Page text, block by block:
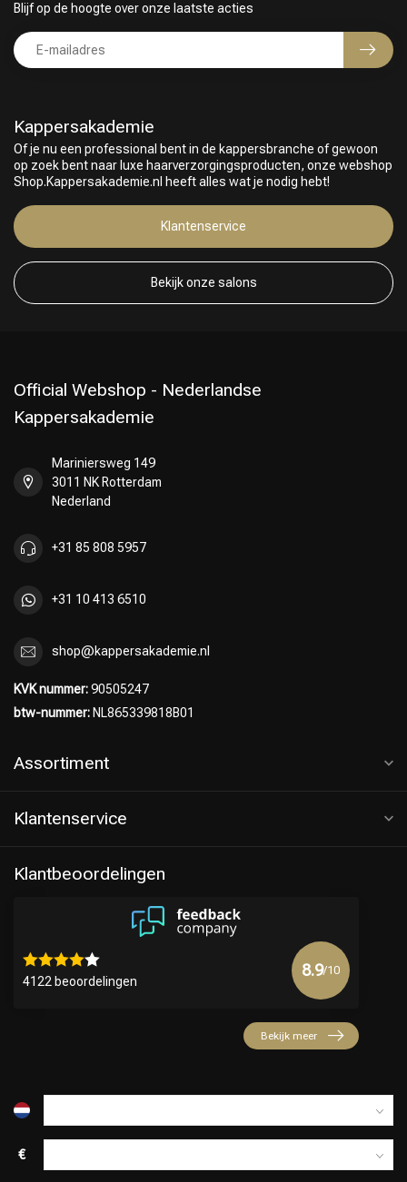
Omvorming
Keuze van onze Kappers
Kappersakademie
Of je nu een professional bent in de kappersbranche of gewoon
op zoek bent naar luxe haarverzorgingsproducten, onze webshop
Shop.Kappersakademie.nl heeft alles wat je nodig hebt!
Klantenservice
Bekijk onze salons
Blijf op de hoogte over onze laatste acties
Official Webshop - Nederlandse
Kappersakademie
Mariniersweg 149
3011 NK Rotterdam
Nederland
+31 85 808 5957
+31 10 413 6510
shop@kappersakademie.nl
KVK nummer:90505247
btw-nummer: NL865339818B01
Assortiment
Klantenservice
Klantbeoordelingen
4122 beoordelingen
8.9/10
Bekijk meer
€